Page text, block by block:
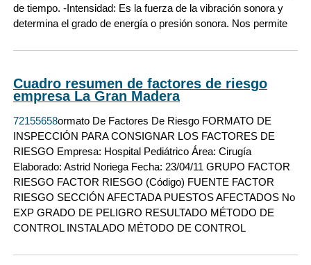
de tiempo. -Intensidad: Es la fuerza de la vibración sonora y
determina el grado de energía o presión sonora. Nos permite
Cuadro resumen de factores de riesgo
empresa La Gran Madera
72155658ormato De Factores De Riesgo FORMATO DE
INSPECCIÓN PARA CONSIGNAR LOS FACTORES DE
RIESGO Empresa: Hospital Pediátrico Área: Cirugía
Elaborado: Astrid Noriega Fecha: 23/04/11 GRUPO FACTOR
RIESGO FACTOR RIESGO (Código) FUENTE FACTOR
RIESGO SECCIÓN AFECTADA PUESTOS AFECTADOS No
EXP GRADO DE PELIGRO RESULTADO MÉTODO DE
CONTROL INSTALADO MÉTODO DE CONTROL